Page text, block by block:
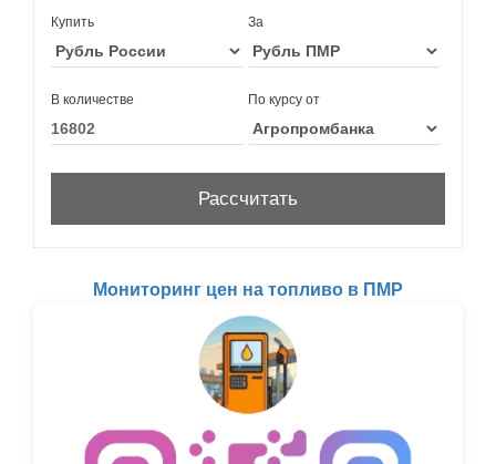
Купить За
В количестве По курсу от
Мониторинг цен на топливо в ПМР